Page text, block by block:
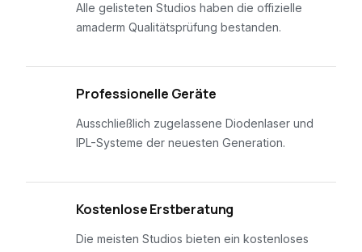
Alle gelisteten Studios haben die offizielle
amaderm Qualitätsprüfung bestanden.
Professionelle Geräte
Ausschließlich zugelassene Diodenlaser und
IPL-Systeme der neuesten Generation.
Kostenlose Erstberatung
Die meisten Studios bieten ein kostenloses